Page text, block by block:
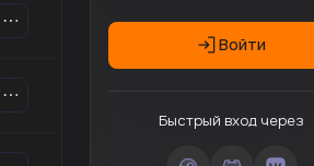
Войти
Быстрый вход через